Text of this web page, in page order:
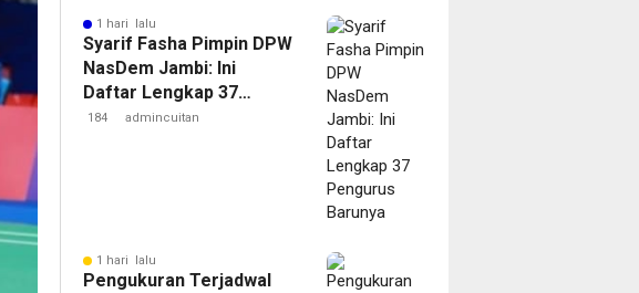
1 hari lalu
Syarif Fasha Pimpin DPW
NasDem Jambi: Ini
Daftar Lengkap 37
Pengurus Barunya
184 admincuitan
1 hari lalu
Pengukuran Terjadwal